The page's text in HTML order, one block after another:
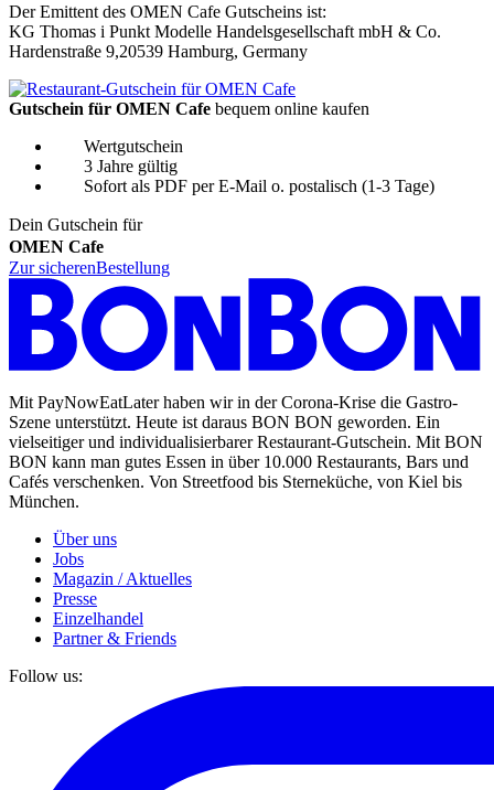
Der Emittent des OMEN Cafe Gutscheins ist:
KG Thomas i Punkt Modelle Handelsgesellschaft mbH & Co.
Hardenstraße 9,20539 Hamburg, Germany
Gutschein für OMEN Cafe bequem online kaufen
Wertgutschein
3 Jahre gültig
Sofort als PDF per E-Mail o. postalisch (1-3 Tage)
Dein Gutschein für
OMEN Cafe
Zur sicherenBestellung
Mit PayNowEatLater haben wir in der Corona-Krise die Gastro-
Szene unterstützt. Heute ist daraus BON BON geworden. Ein
vielseitiger und individualisierbarer Restaurant-Gutschein. Mit BON
BON kann man gutes Essen in über 10.000 Restaurants, Bars und
Cafés verschenken. Von Streetfood bis Sterneküche, von Kiel bis
München.
Über uns
Jobs
Magazin / Aktuelles
Presse
Einzelhandel
Partner & Friends
Follow us: